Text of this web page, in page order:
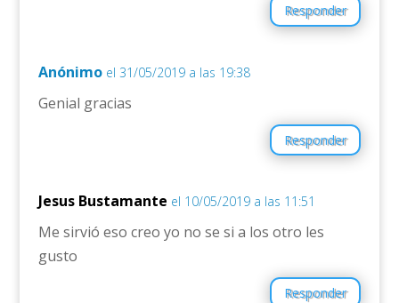
Responder
Anónimo el 31/05/2019 a las 19:38
Genial gracias
Responder
Jesus Bustamante el 10/05/2019 a las 11:51
Me sirvió eso creo yo no se si a los otro les
gusto
Responder